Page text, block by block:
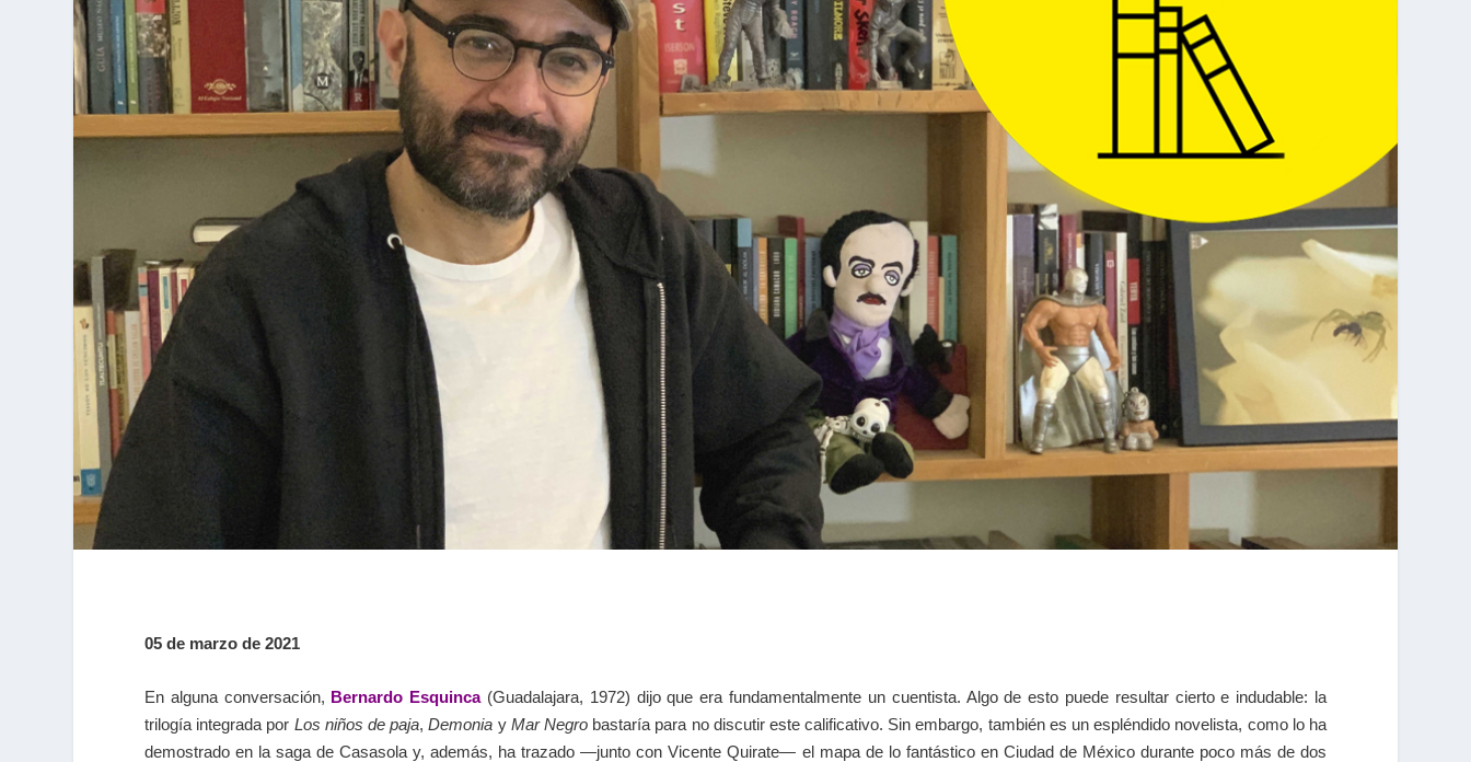
05 de marzo de 2021
En alguna conversación, Bernardo Esquinca (Guadalajara, 1972) dijo que era fundamentalmente un cuentista. Algo de esto puede resultar cierto e indudable: la
trilogía integrada por Los niños de paja,Demonia y Mar Negrobastaría para no discutir este calificativo. Sin embargo, también es un espléndido novelista, como lo ha
demostrado en la saga de Casasola y, además, ha trazado —junto con Vicente Quirate— el mapa de lo fantástico en Ciudad de México durante poco más de dos